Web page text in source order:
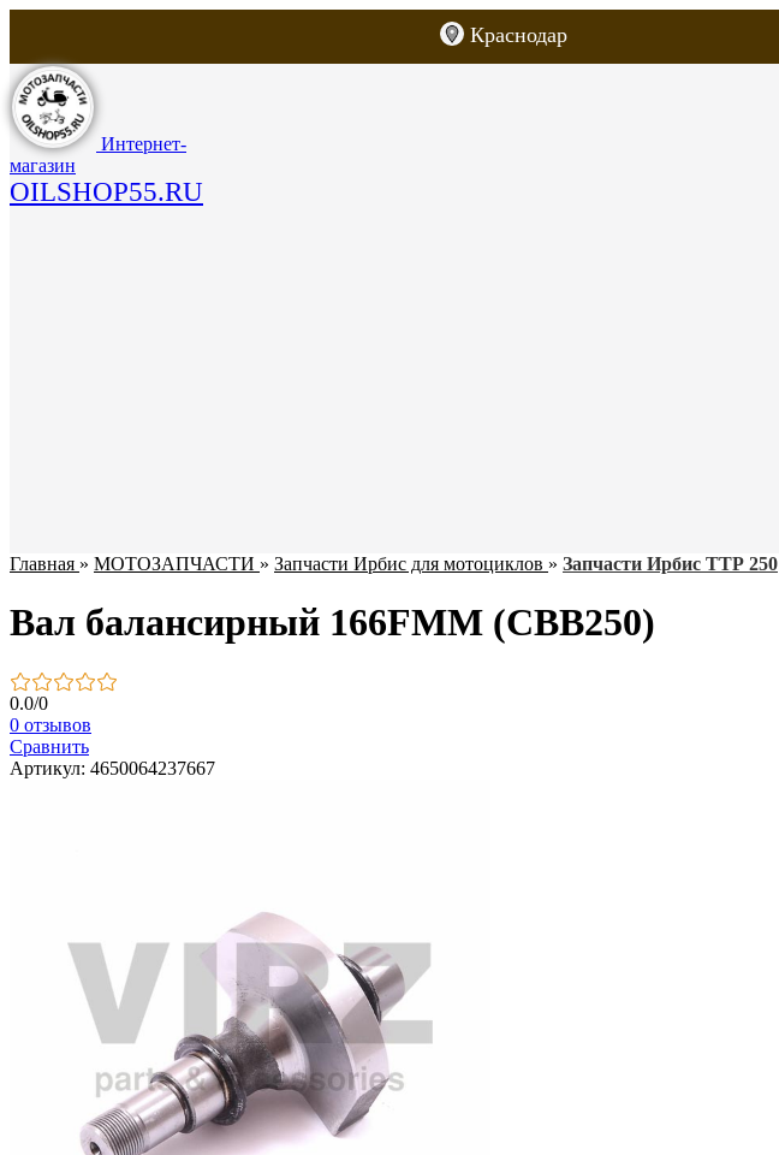
Краснодар
Интернет-
магазин
OILSHOP55.RU
Главная » МОТОЗАПЧАСТИ » Запчасти Ирбис для мотоциклов » Запчасти Ирбис ТТР 250
Вал балансирный 166FMM (CBB250)
0.0/0
0 отзывов
Сравнить
Артикул: 4650064237667